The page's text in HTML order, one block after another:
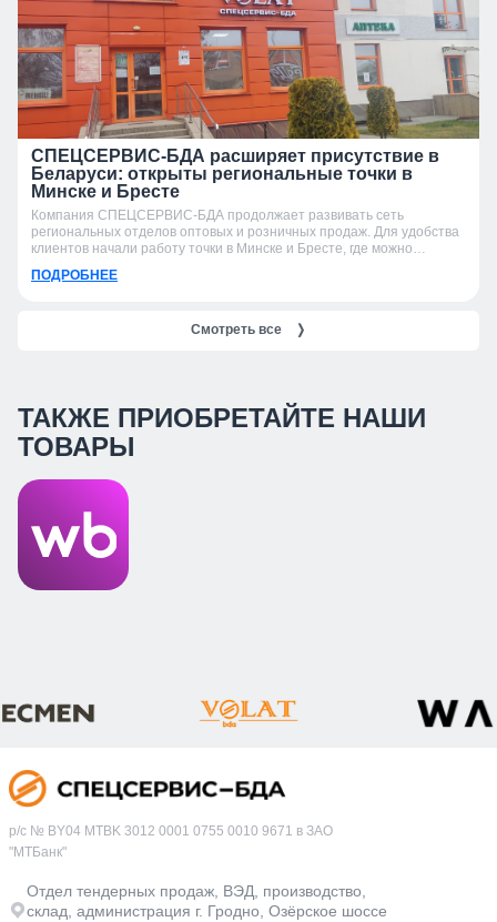
СПЕЦСЕРВИС-БДА расширяет присутствие в
Беларуси: открыты региональные точки в
Минске и Бресте
Компания СПЕЦСЕРВИС-БДА продолжает развивать сеть
региональных отделов оптовых и розничных продаж. Для удобства
клиентов начали работу точки в Минске и Бресте, где можно
ПОДРОБНЕЕ
Смотреть все ❭
ТАКЖЕ ПРИОБРЕТАЙТЕ НАШИ
ТОВАРЫ
р/с № BY04 MTBK 3012 0001 0755 0010 9671 в ЗАО
"МТБанк"
Отдел тендерных продаж, ВЭД, производство,
склад, администрация г. Гродно, Озёрское шоссе